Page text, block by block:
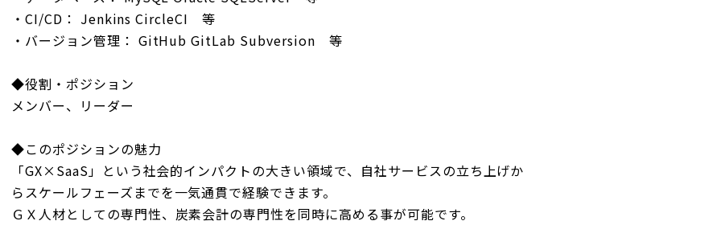
・CI/CD： Jenkins CircleCI 等
・バージョン管理： GitHub GitLab Subversion 等
◆役割・ポジション
メンバー、リーダー
◆このポジションの魅力
「GX×SaaS」という社会的インパクトの大きい領域で、自社サービスの立ち上げか
らスケールフェーズまでを一気通貫で経験できます。
ＧＸ人材としての専門性、炭素会計の専門性を同時に高める事が可能です。